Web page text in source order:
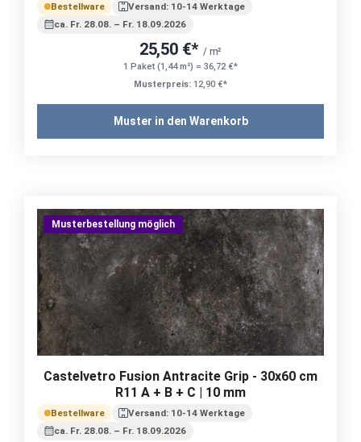
Bestellware
Versand: 10-14 Werktage
ca. Fr. 28.08. – Fr. 18.09.2026
25,50 €* / m²
1 Paket (1,44 m²) = 36,72 €*
Musterpreis: 12,90 €*
Muster in den Warenkorb
Musterbestellung möglich
Castelvetro Fusion Antracite Grip - 30x60 cm
R11 A + B + C | 10 mm
Bestellware
Versand: 10-14 Werktage
ca. Fr. 28.08. – Fr. 18.09.2026